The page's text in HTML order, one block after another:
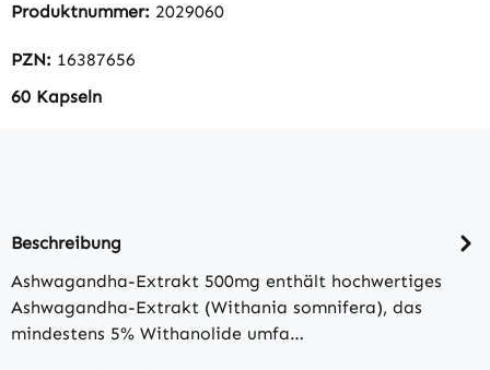
Produktnummer: 2029060
PZN: 16387656
60 Kapseln
Beschreibung
Ashwagandha-Extrakt 500mg enthält hochwertiges
Ashwagandha-Extrakt (Withania somnifera), das
mindestens 5% Withanolide umfa…